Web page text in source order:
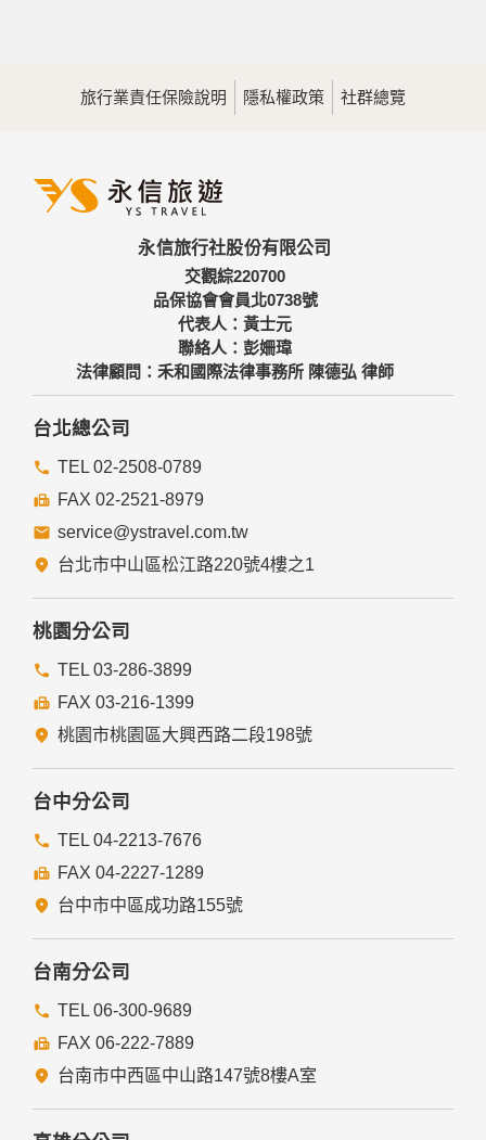
旅行業責任保險說明 隱私權政策 社群總覽
永信旅行社股份有限公司
交觀綜220700
品保協會會員北0738號
代表人：黃士元
聯絡人：彭姍瑋
法律顧問：禾和國際法律事務所 陳德弘 律師
台北總公司
TEL 02-2508-0789
FAX 02-2521-8979
service@ystravel.com.tw
台北市中山區松江路220號4樓之1
桃園分公司
TEL 03-286-3899
FAX 03-216-1399
桃園市桃園區大興西路二段198號
台中分公司
TEL 04-2213-7676
FAX 04-2227-1289
台中市中區成功路155號
台南分公司
TEL 06-300-9689
FAX 06-222-7889
台南市中西區中山路147號8樓A室